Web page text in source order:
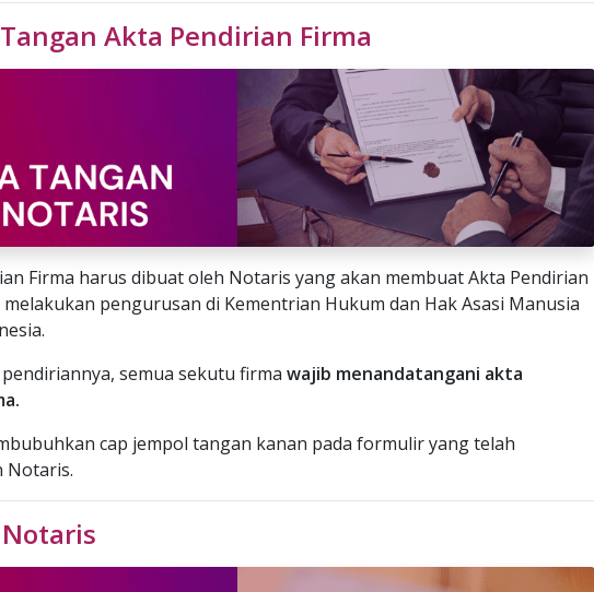
Akta Pendirian Firma
Firma harus dibuat oleh Notaris yang akan membuat Akta Pendirian
pengurusan di Kementrian Hukum dan Hak Asasi Manusia
semua sekutu firma wajib menandatangani akta
cap jempol tangan kanan pada formulir yang telah
Notaris.
Notaris